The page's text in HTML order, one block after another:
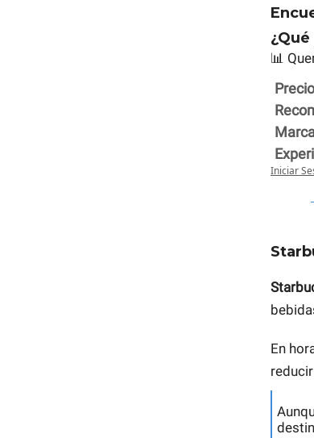
📊
Precio
Iniciar
En